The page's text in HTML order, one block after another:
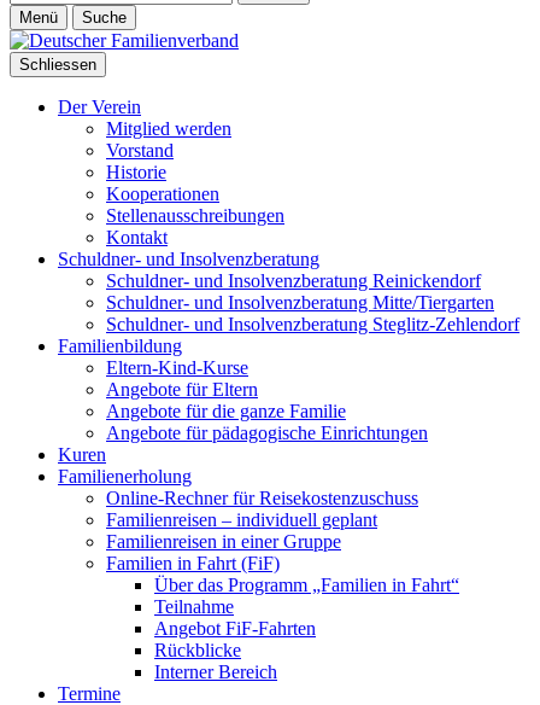
Menü Suche
Schliessen
Der Verein
Mitglied werden
Vorstand
Historie
Kooperationen
Stellenausschreibungen
Kontakt
Schuldner- und Insolvenzberatung
Schuldner- und Insolvenzberatung Reinickendorf
Schuldner- und Insolvenzberatung Mitte/Tiergarten
Schuldner- und Insolvenzberatung Steglitz-Zehlendorf
Familienbildung
Eltern-Kind-Kurse
Angebote für Eltern
Angebote für die ganze Familie
Angebote für pädagogische Einrichtungen
Kuren
Familienerholung
Online-Rechner für Reisekostenzuschuss
Familienreisen – individuell geplant
Familienreisen in einer Gruppe
Familien in Fahrt (FiF)
Über das Programm „Familien in Fahrt“
Teilnahme
Angebot FiF-Fahrten
Rückblicke
Interner Bereich
Termine